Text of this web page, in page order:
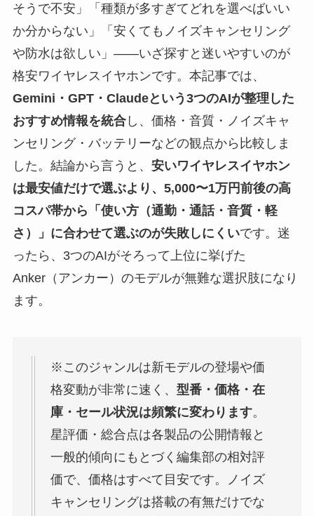
そうで不安」「種類が多すぎてどれを選べばいい
か分からない」「安くてもノイズキャンセリング
や防水は欲しい」——いざ探すと迷いやすいのが
格安ワイヤレスイヤホンです。本記事では、
Gemini・GPT・Claudeという3つのAIが整理した
おすすめ情報を統合し、価格・音質・ノイズキャ
ンセリング・バッテリーなどの観点から比較しま
した。結論から言うと、 安いワイヤレスイヤホン
は最安値だけで選ぶより、5,000〜1万円前後の高
コスパ帯から「使い方（通勤・通話・音質・軽
さ）」に合わせて選ぶのが失敗しにくいです。迷
ったら、3つのAIがそろって上位に挙げた
Anker（アンカー）のモデルが無難な選択肢になり
ます。
※このジャンルは新モデルの登場や価
格変動が非常に速く、 型番・価格・在
庫・セール状況は頻繁に変わります。
星評価・総合点は各製品の公開情報と
一般的傾向にもとづく編集部の相対評
価で、価格はすべて目安です。ノイズ
キャンセリングは搭載の有無だけでな